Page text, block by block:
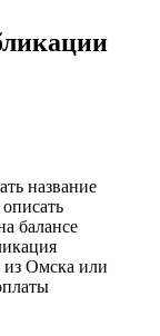
название
балансе
из Омска или